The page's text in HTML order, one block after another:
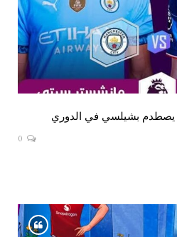
يصطدم بشيلسي في الدوري